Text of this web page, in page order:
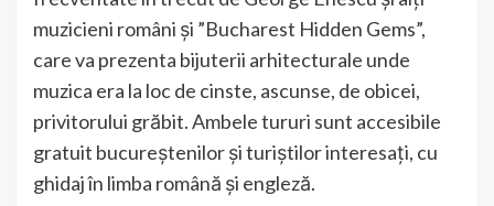
muzicieni români și ”Bucharest Hidden Gems”,
care va prezenta bijuterii arhitecturale unde
muzica era la loc de cinste, ascunse, de obicei,
privitorului grăbit. Ambele tururi sunt accesibile
gratuit bucureștenilor și turiștilor interesați, cu
ghidaj în limba română și engleză.